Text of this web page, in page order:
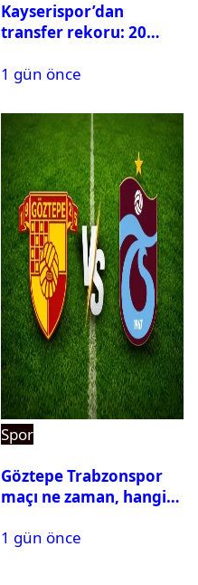
Kayserispor’dan
transfer rekoru: 20
1 gün önce
Spor
Göztepe Trabzonspor
maçı ne zaman, hangi
oynayacak mı?
1 gün önce